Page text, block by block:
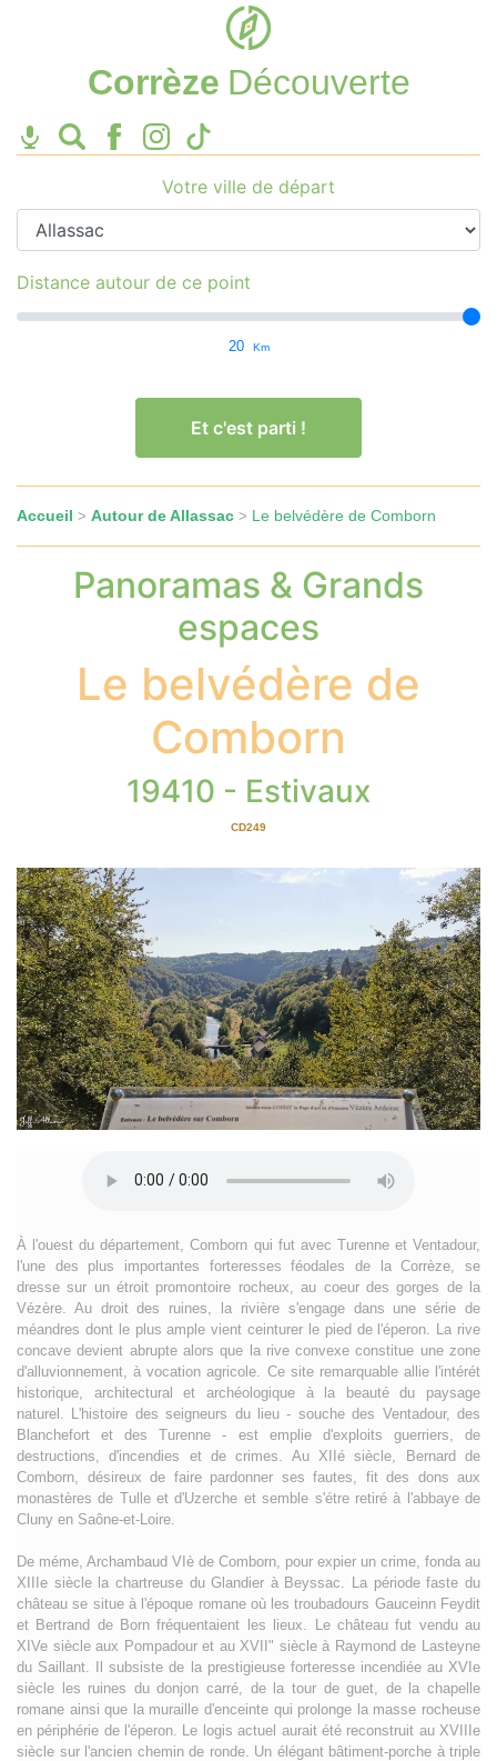
Corrèze Découverte
Votre ville de départ
Distance autour de ce point
20 Km
Et c'est parti !
Accueil > Autour de Allassac > Le belvédère de Comborn
Panoramas & Grands
espaces
Le belvédère de
Comborn
19410 - Estivaux
CD249
À l'ouest du département, Comborn qui fut avec Turenne et Ventadour,
l'une des plus importantes forteresses féodales de la Corrèze, se
dresse sur un étroit promontoire rocheux, au coeur des gorges de la
Vézère. Au droit des ruines, la rivière s'engage dans une série de
méandres dont le plus ample vient ceinturer le pied de l'éperon. La rive
concave devient abrupte alors que la rive convexe constitue une zone
d'alluvionnement, à vocation agricole. Ce site remarquable allie l'intérét
historique, architectural et archéologique à la beauté du paysage
naturel. L'histoire des seigneurs du lieu - souche des Ventadour, des
Blanchefort et des Turenne - est emplie d'exploits guerriers, de
destructions, d'incendies et de crimes. Au XIIé siècle, Bernard de
Comborn, désireux de faire pardonner ses fautes, fit des dons aux
monastères de Tulle et d'Uzerche et semble s'étre retiré à l'abbaye de
Cluny en Saône-et-Loire.
De méme, Archambaud VIè de Comborn, pour expier un crime, fonda au
XIIIe siècle la chartreuse du Glandier à Beyssac. La période faste du
château se situe à l'époque romane où les troubadours Gauceinn Feydit
et Bertrand de Born fréquentaient les lieux. Le château fut vendu au
XIVe siècle aux Pompadour et au XVII" siècle à Raymond de Lasteyne
du Saillant. Il subsiste de la prestigieuse forteresse incendiée au XVIe
siècle les ruines du donjon carré, de la tour de guet, de la chapelle
romane ainsi que la muraille d'enceinte qui prolonge la masse rocheuse
en périphérie de l'éperon. Le logis actuel aurait été reconstruit au XVIIIe
siècle sur l'ancien chemin de ronde. Un élégant bâtiment-porche à triple